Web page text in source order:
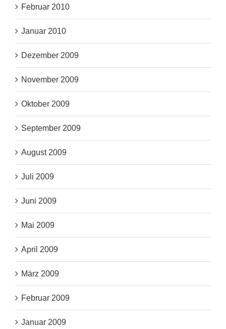
Februar 2010
Januar 2010
Dezember 2009
November 2009
Oktober 2009
September 2009
August 2009
Juli 2009
Juni 2009
Mai 2009
April 2009
März 2009
Februar 2009
Januar 2009